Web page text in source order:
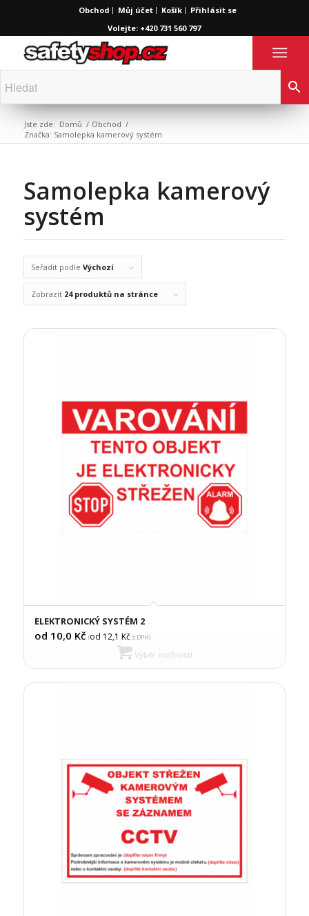
Obchod Můj účet Košík
Přihlásit se
Volejte: +420 731 560 797
Jste zde: Domů / Obchod /
Značka: Samolepka kamerový systém
Samolepka kamerový
systém
Seřadit podle Výchozí
Zobrazit 24 produktů na stránce
ELEKTRONICKÝ SYSTÉM 2
od 10,0 Kč (od 12,1 Kčs DPH)
Výběr možností